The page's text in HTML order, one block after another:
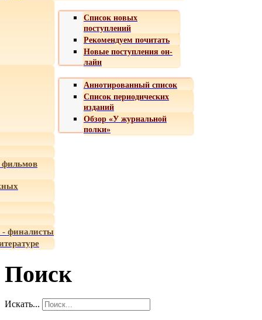
Список новых
поступлений
Рекомендуем почитать
Новые поступления он-
лайн
Аннотированный список
Список периодических
изданий
Обзор «У журнальной
полки»
- финалисты
Поиск
Искать...